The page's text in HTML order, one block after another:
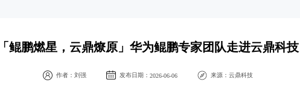
「鲲鹏燃星，云鼎燎原」华为鲲鹏专家团队走进云鼎科技
作者： 刘强 发布日期： 2026-06-06 来源： 云鼎科技